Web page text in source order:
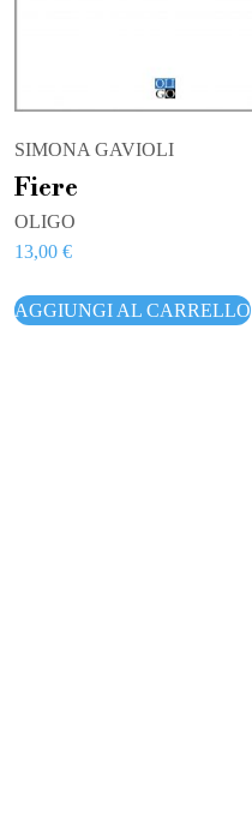
SIMONA GAVIOLI
Fiere
OLIGO
13,00 €
AGGIUNGI AL CARRELLO